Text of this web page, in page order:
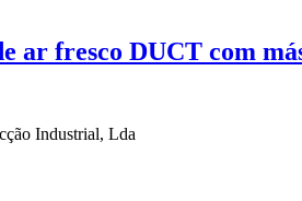
ar fresco DUCT com
Industrial, Lda